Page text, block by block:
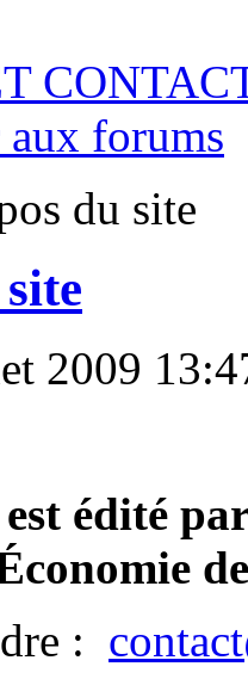
forums
du site
2009
édité
: